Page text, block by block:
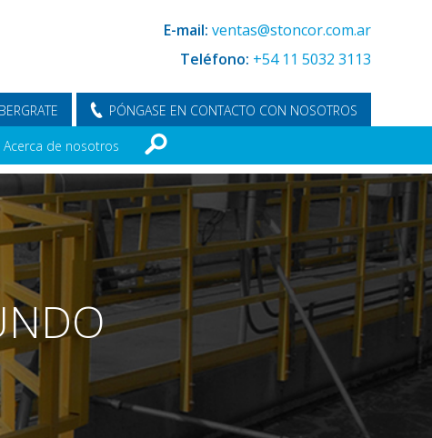
E-mail: ventas@stoncor.com.ar
Teléfono: +54 11 5032 3113
PÓNGASE EN CONTACTO CON NOSOTROS
Acerca de nosotros